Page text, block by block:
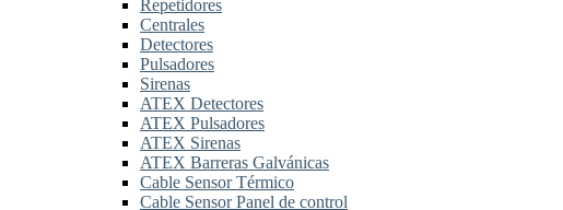
Repetidores
Centrales
Detectores
Pulsadores
Sirenas
ATEX Detectores
ATEX Pulsadores
ATEX Sirenas
ATEX Barreras Galvánicas
Cable Sensor Térmico
Cable Sensor Panel de control